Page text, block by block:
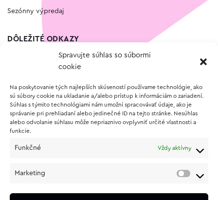
Spravujte súhlas so súbormi
cookie
Na poskytovanie tých najlepších skúseností používame technológie, ako
sú súbory cookie na ukladanie a/alebo prístup k informáciám o zariadení.
Súhlas s týmito technológiami nám umožní spracovávať údaje, ako je
správanie pri prehliadaní alebo jedinečné ID na tejto stránke. Nesúhlas
alebo odvolanie súhlasu môže nepriaznivo ovplyvniť určité vlastnosti a
funkcie.
Funkčné Vždy aktívny
Marketing
Sezónny výpredaj
DÔLEŽITÉ ODKAZY
Vernostný program
O NÁKUPE
Vrátenie a reklamácia tovaru